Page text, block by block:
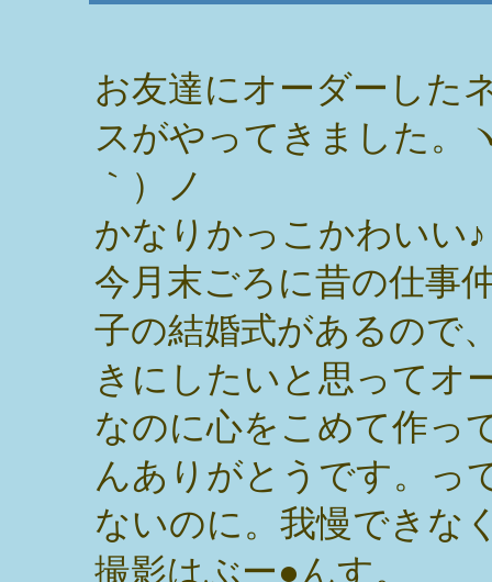
お友達にオーダーした
スがやってきました。
｀）ノ
かなりかっこかわいい♪
今月末ごろに昔の仕事
子の結婚式があるので
きにしたいと思ってオ
なのに心をこめて作っ
んありがとうです。っ
ないのに。我慢できな
撮影はぶー●んす。